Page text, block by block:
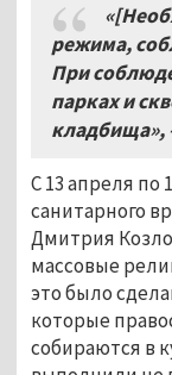
«
режима,
При
парках и
кладбища»,
С 13 апреля по
санитарного
Дмитрия
массовые
это было
которые
собираются в